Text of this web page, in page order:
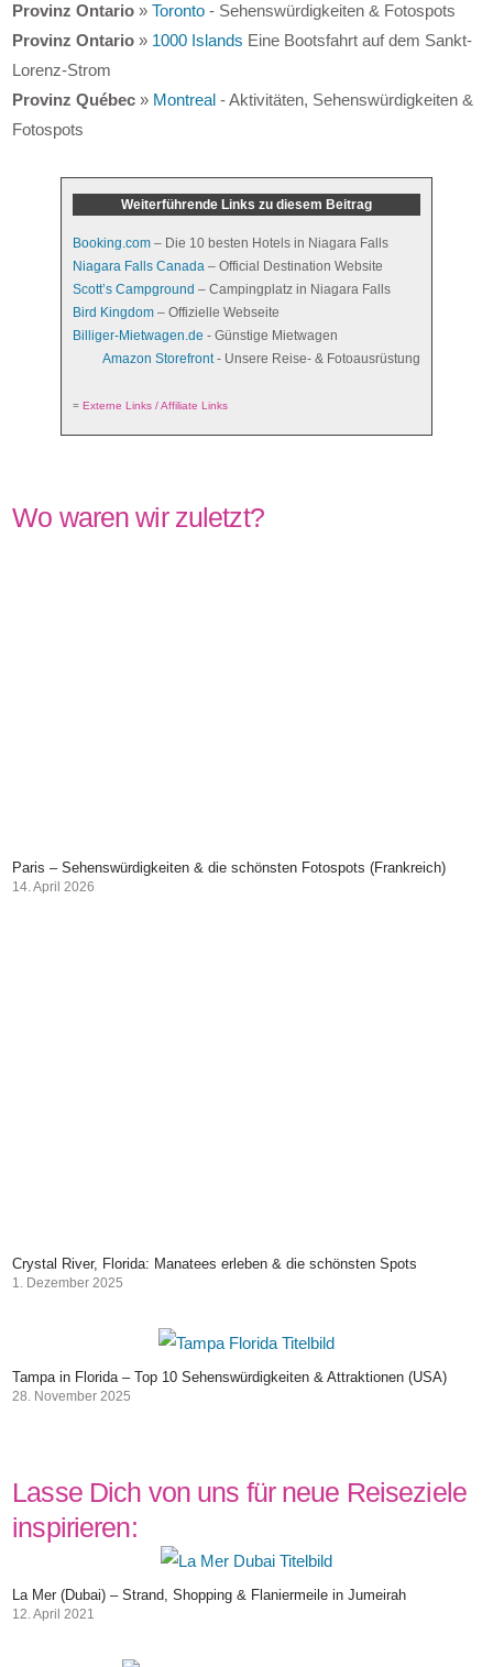
Provinz Ontario »Toronto - Sehenswürdigkeiten & Fotospots
Provinz Ontario » 1000 Islands Eine Bootsfahrt auf dem Sankt-
Lorenz-Strom
Provinz Québec » Montreal - Aktivitäten, Sehenswürdigkeiten &
Fotospots
Weiterführende Links zu diesem Beitrag
Booking.com – Die 10 besten Hotels in Niagara Falls
Niagara Falls Canada – Official Destination Website
Scott’s Campground – Campingplatz in Niagara Falls
Bird Kingdom – Offizielle Webseite
Billiger-Mietwagen.de - Günstige Mietwagen
Amazon Storefront- Unsere Reise- & Fotoausrüstung
= Externe Links / Affiliate Links
Wo waren wir zuletzt?
Paris – Sehenswürdigkeiten & die schönsten Fotospots (Frankreich)
14. April 2026
Crystal River, Florida: Manatees erleben & die schönsten Spots
1. Dezember 2025
Tampa in Florida – Top 10 Sehenswürdigkeiten & Attraktionen (USA)
28. November 2025
Lasse Dich von uns für neue Reiseziele
inspirieren:
La Mer (Dubai) – Strand, Shopping & Flaniermeile in Jumeirah
12. April 2021